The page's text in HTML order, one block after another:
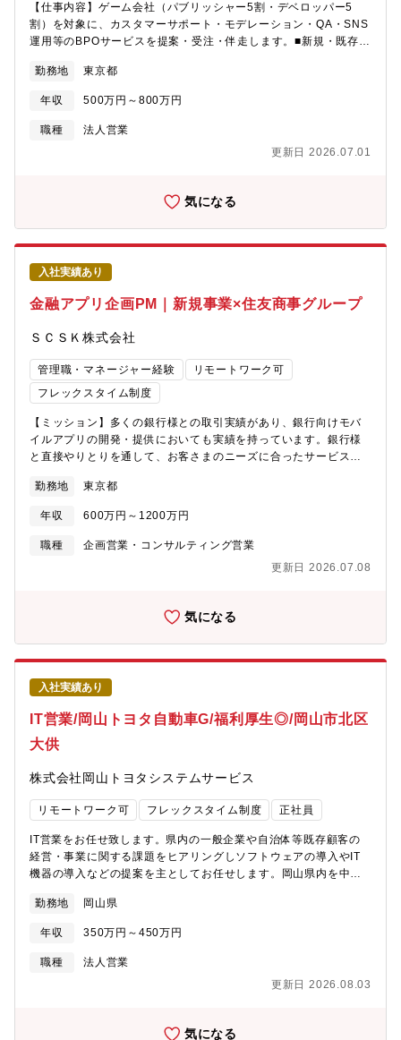
ンク・コンサルティングからIT実装を通じ、お客さまや社会の課
題解決に真に貢献する存在を目指しています。多様化・複雑化す
る社会では、ITやDXの活用は課題解決の極めて有効な手段です。
同社は伝統的なIT・DXはもとより、今後更に発展を遂げるAIをは
目指します。
【仕事内容】ゲーム会社（パブリッシャー5割・デベロッパー5
割）を対象に、カスタマーサポート・モデレーション・QA・SNS
運用等のBPOサービスを提案・受注・伴走します。■新規・既存顧
リューション提案と受注後の進捗管理リリース前の案件対応も多
く、 クライアントを理解し必要な体制をゼロから設計し提案 受注
後は実装～立ち上げの進捗管理・リスクヘッジ・クライアントコ
ミュニケーションを担う■スモール案件のスピード受注コミュニケ
ル、新商材の開発提案※まずはご経験や得意分野に合わせた領域
できる「提案力」を持つ方を求めています／ゲーム市場は今、大
きな転換期を迎えています。・大型案件（月間メールCS 10,000
件以上）の台頭・IPを絡めた新種の依頼（ライツ・グッズ・メデ
ィア展開）の増加・Steamインディーゲーム等スモール案件の乱
立この変化は、裏を返せば提案できる皆様にとって最大のチャン
スです。イー・ガーディアンのゲームチームは、この波に乗り大
きな案件を獲得しにいくフェーズにあります。あなたの「提案力×
業界文脈」でご活躍いただける環境がございます。【同社・本ポ
ジションの魅力】・AIを組み合わせ、コスト削減だけじゃない付
加価値提案ができる・「人手が足りない」の裏にある本質課題ま
で踏み込み、業務ごと再設計できる・ 案件ごとにオーダーメイド
の業務設計が可能、あなたの提案がそのまま形になる
勤務地 東京都
年収 500万円～800万円
職種
法人営業
更新日 2026.07.01
気になる
入社実績あり
金融アプリ企画PM｜新規事業×住友商事グループ
ＳＣＳＫ株式会社
管理職・マネージャー経験
リモートワーク可
フレックスタイム制度
【ミッション】多くの銀行様との取引実績があり、銀行向けモバ
イルアプリの開発・提供においても実績を持っています。銀行様
と直接やりとりを通して、お客さまのニーズに合ったサービス提
品質なサービス提供の実現に向けて取り組んでいます。銀行様や
お客さまとのコミュニケーション能力や、プロジェクトマネジメ
ント能力が求められます。また、最新技術を取り入れたサービス
企画、提供にも積極的に取り組んでいただきます。【募集背景】
る各種サービスの高度化および事業開発業務を担っていただける
（MINEFOCOUS)を活用した銀行向けモバイルアプリのプロダク
トマネージャ、それに付随する各種サービス開発を担っていただ
ける方を募集しています。【具体的な業務内容】銀行向けモバイ
ルアプリやキャッシュレス関連サービスの企画・営業・開発・運
営に携わっていただくプロダクトマネージャーを募集していま
す。■地方銀行向けスマホアプリサービス「MINEFOCUS」事業の
企画・営業・開発・運営に係る業務■miniAPP基盤サービス事業お
よびミニアプリの企画・営業・開発・運営に係る業務■キャッシュ
レス関連サービス（マルチQR決済GW、デジタル商品券、モバイ
開発に係る業務【同ポジションの魅力】■少数精鋭チームのため苦
労する局面も多いですが、事業開発担当として大きな裁量を持っ
て業務に取り組むことができます。■同社発の新規事業開発がミッ
しい事業の企画・立ち上げにチャレンジできます。■「サービスデ
ザイン」「UIUX」「アジャイル」「Slack」「Notion」
「Github」などを活用した業務に取り組むことができます。【キ
ャリアパス】■戦略系：新規事業開発に係る業務経験・スキルを積
ーター、コンサルタント、サービスマネージャ）■開発系：既存＆
以下のキャリアパスに繋げられます。（プロジェクトマネージ
ャ、APスペシャリスト、ITスペシャリスト、カスタマーサービ
戦略としてサステナビリティ経営を推進。事業を通じた社会課題
勤務地 東京都
年収 600万円～1200万円
職種
企画営業・コンサルティング営業
更新日 2026.07.08
気になる
入社実績あり
IT営業/岡山トヨタ自動車G/福利厚生◎/岡山市北区
大供
株式会社岡山トヨタシステムサービス
リモートワーク可 フレックスタイム制度 正社員
IT営業をお任せ致します。県内の一般企業や自治体等既存顧客の
経営・事業に関する課題をヒアリングしソフトウェアの導入やIT
機器の導入などの提案を主としてお任せします。岡山県内を中心
対する企画書などの作成を含みますのでPowerPointなど活用いた
だきます。★自治体・医療・教育など社会インフラを支えるシス
テムにかかわり、社会貢献性の高い仕事となります。◆商材はIT
に関連する製品やクラウドサービスなどを幅広く取り扱っていま
工会議所など幅広いお客様のニーズを叶えています。◆『DX化』
力】「生涯活躍し続けられる社会人」を目指しています。そのた
勤務地 岡山県
年収 350万円～450万円
職種
法人営業
更新日 2026.08.03
気になる